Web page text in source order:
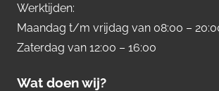
Werktijden:
Maandag t/m vrijdag van 08:00 –
Zaterdag van 12:00 – 16:00
Wat doen wij?